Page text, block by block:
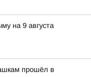
на 9 августа
прошёл в